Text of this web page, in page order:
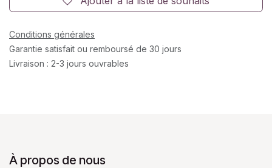
Conditions générales
Garantie satisfait ou remboursé de 30 jours
Livraison : 2-3 jours ouvrables
À propos de nous